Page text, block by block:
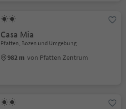
Casa Mia
Pfatten, Bozen und Umgebung
982 m von Pfatten Zentrum